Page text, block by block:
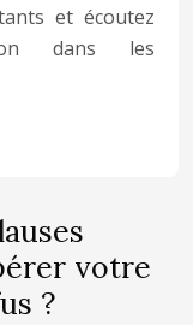
et écoutez
dans les
votre
?